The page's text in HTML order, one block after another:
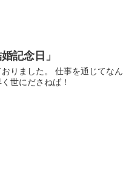
記念日」
りました。 仕事を通じてなん
世にださねば！